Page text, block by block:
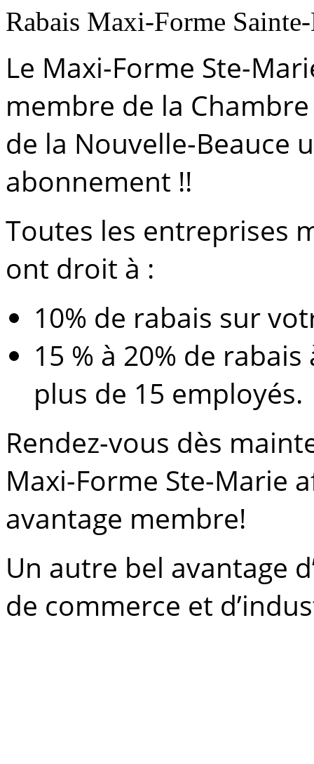
Rabais Maxi-Forme
Le Maxi-Forme Ste-
membre de la
de la Nouvelle-Beauce
abonnement !!
Toutes les entreprises
ont droit à :
10% de rabais sur
15 % à 20% de
plus de 15 employés.
Rendez-vous dès
Maxi-Forme Ste-Marie
avantage membre!
Un autre bel avantage
de commerce et